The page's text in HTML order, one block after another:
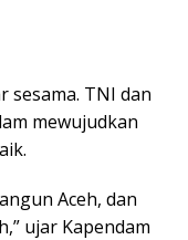
sesama. TNI dan
mewujudkan
Aceh, dan
ujar Kapendam